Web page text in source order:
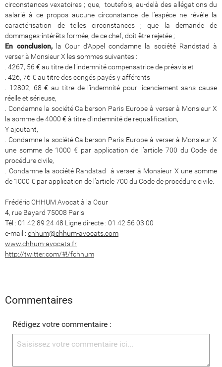
circonstances vexatoires ; que, toutefois, au-delà des allégations du
salarié à ce propos aucune circonstance de l’espèce ne révèle la
caractérisation de telles circonstances ; que la demande de
dommages-intérêts formée, de ce chef, doit être rejetée ;
En conclusion,
la Cour d’Appel condamne la société Randstad à
verser à Monsieur X les sommes suivantes :
. 4267, 56 € au titre de l’indemnité compensatrice de préavis et
. 426, 76 € au titre des congés payés y afférents
. 12802, 68 € au titre de l’indemnité pour licenciement sans cause
réelle et sérieuse,
. Condamne la société Calberson Paris Europe à verser à Monsieur X
la somme de 4000 € à titre d’indemnité de requalification,
Y ajoutant,
. Condamne la société Calberson Paris Europe à verser à Monsieur X
une somme de 1000 € par application de l’article 700 du Code de
procédure civile,
. Condamne la société Randstad à verser à Monsieur X une somme
de 1000 € par application de l’article 700 du Code de procédure civile.
Frédéric CHHUM Avocat à la Cour
4, rue Bayard 75008 Paris
Tél : 01 42 89 24 48 Ligne directe : 01 42 56 03 00
e-mail : chhum@chhum-avocats.com
www.chhum-avocats.fr
http://twitter.com/#!/fchhum
Commentaires
Rédigez votre commentaire :